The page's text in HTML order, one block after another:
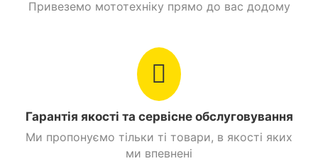
Привеземо мототехніку прямо до вас додому
Гарантія якості та сервісне обслуговування
Ми пропонуємо тільки ті товари, в якості яких
ми впевнені